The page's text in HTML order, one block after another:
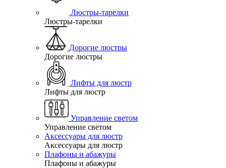
Люстры-тарелки
Люстры-тарелки
Дорогие люстры
Дорогие люстры
Лифты для люстр
Лифты для люстр
Управление светом
Управление светом
Аксессуары для люстр
Аксессуары для люстр
Плафоны и абажуры
Плафоны и абажуры